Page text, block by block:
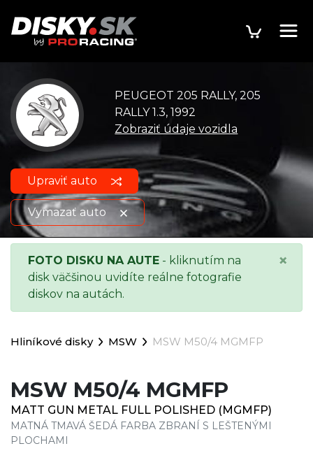
PEUGEOT 205 RALLY, 205
RALLY 1.3, 1992
Zobraziť údaje vozidla
Upraviť auto
Vymazať auto
PEUGEOT 205 RALLY, 205
RALLY 1.3, 1992
Zobraziť údaje o
vozidle
FOTO DISKU NA AUTE - kliknutím na
disk väčšinou uvidíte reálne fotografie
diskov na autách.
×
Hliníkové disky MSW MSW M50/4 MGMFP
MSW M50/4 MGMFP
MATT GUN METAL FULL POLISHED (MGMFP)
MATNÁ TMAVÁ ŠEDÁ FARBA ZBRANÍ S LEŠTENÝMI
PLOCHAMI